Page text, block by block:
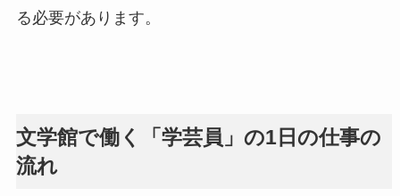
る必要があります。
文学館で働く「学芸員」の1日の仕事の
流れ